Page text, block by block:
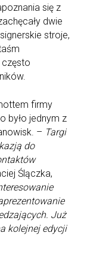
się z
dwie
stroje,
często
firmy
było jednym z
– Targi
do
Ślączka,
Już
kolejnej edycji